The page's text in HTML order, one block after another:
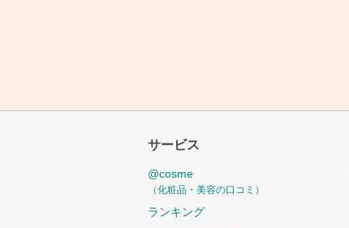
サービス
@cosme
（化粧品・美容の口コミ）
ランキング